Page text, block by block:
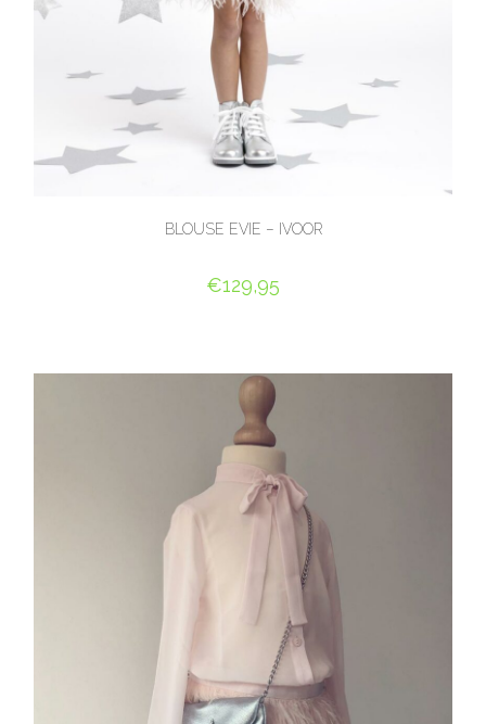
BLOUSE EVIE – IVOOR
€129,95